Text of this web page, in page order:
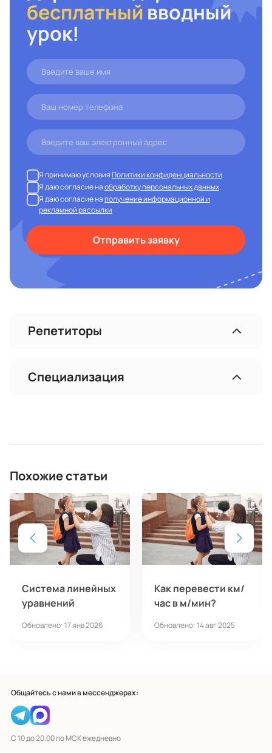
бесплатный вводный
урок!
Я принимаю условияПолитики конфиденциальности
Я даю согласие наобработку персональных данных
Я даю согласие наполучение информационной и
рекламной рассылки
Отправить заявку
Репетиторы
Специализация
Похожие статьи
Система линейных
уравнений
Обновлено: 17 янв 2026
Как перевести км/
час в м/мин?
Обновлено: 14 авг 2025
Общайтесь с нами в мессенджерах:
С 10 до 20.00 по МСК ежедневно